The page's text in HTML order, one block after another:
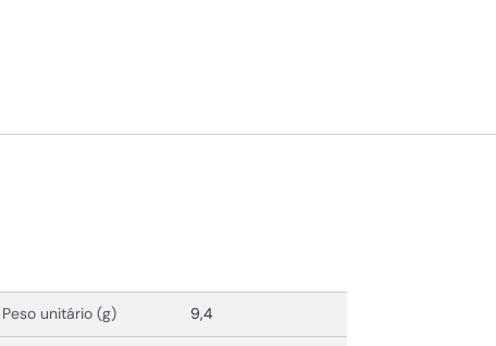
Peso unitário (g) 9,4